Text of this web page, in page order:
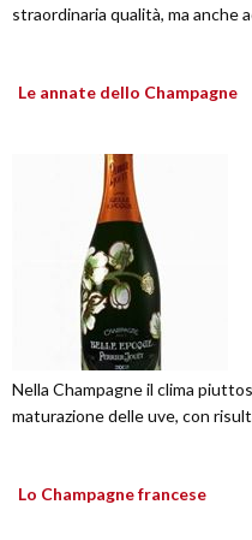
straordinaria qualità, ma anche
Le annate dello Champagne
Nella Champagne il clima
maturazione delle uve, con
Lo Champagne francese